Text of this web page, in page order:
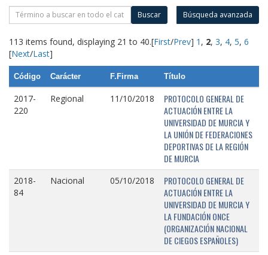
Buscar Búsqueda avanzada
113 items found, displaying 21 to 40.[First/Prev] 1 , 2, 3, 4, 5, 6
[Next/Last]
Código Carácter F.Firma Título
2017-
220
Regional 11/10/2018
PROTOCOLO GENERAL DE
ACTUACIÓN ENTRE LA
UNIVERSIDAD DE MURCIA Y
LA UNIÓN DE FEDERACIONES
DEPORTIVAS DE LA REGIÓN
DE MURCIA
2018-
84
Nacional 05/10/2018
PROTOCOLO GENERAL DE
ACTUACIÓN ENTRE LA
UNIVERSIDAD DE MURCIA Y
LA FUNDACIÓN ONCE
(ORGANIZACIÓN NACIONAL
DE CIEGOS ESPAÑOLES)